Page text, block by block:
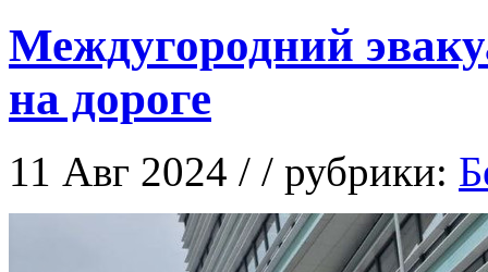
Междугородний
на дороге
11 Авг 2024 / / рубрики: